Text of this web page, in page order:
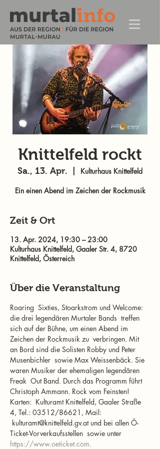
Knittelfeld rockt
Sa., 13. Apr. Kulturhaus Knittelfeld
Ein einen Abend im Zeichen der Rockmusik
Zeit & Ort
13. Apr. 2024, 19:30 – 23:00
Kulturhaus Knittelfeld, Gaaler Str. 4, 8720
Knittelfeld, Österreich
Über die Veranstaltung
Roaring  Sixties, Stoarkstrom und Welcome:
die drei legendären Murtaler Bands  treffen
sich auf der Bühne, um einen Abend im
Zeichen der Rockmusik zu  verbringen. Mit
an Bord sind die Solisten Robby und Peter
Musenbichler  sowie Max Weissenbäck. Sie
waren Musiker der ehemaligen legendären
Freak  Out Band. Durch das Programm führt
Christoph Ammann. Rock vom Feinsten!
Karten:  Kulturamt Knittelfeld, Gaaler Straße
4, Tel.: 03512/86621, Mail:
kulturamt@knittelfeld.gv.at und bei allen Ö-
Ticket-Vorverkaufsstellen  sowie unter
https://www.oeticket.com.